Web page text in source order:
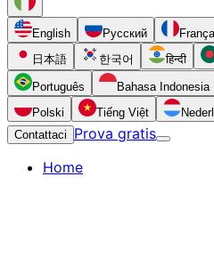
English Русский
日本語
한국어 हिन्दी
Português Bahasa Indonesia
Polski
Tiếng Việt
Contattaci
Prova gratis
Home